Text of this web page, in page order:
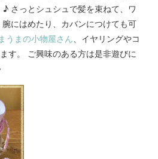
さっとシュシュで髪を束ねて、ワ
にはめたり、カバンにつけても可
うまの小物屋さん、イヤリングやコ
す。 ご興味のある方は是非遊びに